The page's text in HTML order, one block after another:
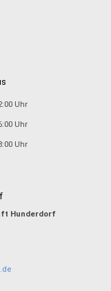
Uhr
Uhr
Uhr
Hunderdorf